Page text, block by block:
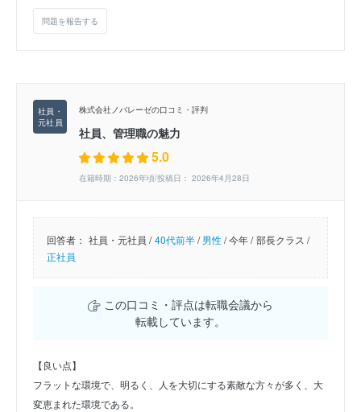
問題を報告する
株式会社ノバレーゼの口コミ・評判
社員、管理職の魅力
5.0
在籍時期：2026年頃/投稿日： 2026年4月28日
回答者： 社員・元社員 / 40代前半/男性/今年 / 部長クラス /
正社員
この口コミ・評点は転職会議から
転載しています。
【良い点】
フラットな環境で、明るく、人を大切にする素敵な方々が多く、大
変恵まれた環境である。